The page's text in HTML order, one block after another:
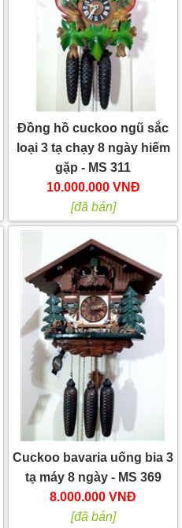
Đồng hồ cuckoo ngũ sắc
loại 3 tạ chạy 8 ngày hiếm
gặp - MS 311
10.000.000 VNĐ
[đã bán]
Cuckoo bavaria uống bia 3
tạ máy 8 ngày - MS 369
8.000.000 VNĐ
[đã bán]